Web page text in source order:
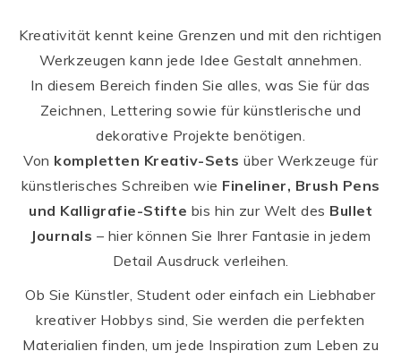
Kreativität kennt keine Grenzen und mit den richtigen
Werkzeugen kann jede Idee Gestalt annehmen.
In diesem Bereich finden Sie alles, was Sie für das
Zeichnen, Lettering sowie für künstlerische und
dekorative Projekte benötigen.
Von kompletten Kreativ-Sets über Werkzeuge für
künstlerisches Schreiben wie Fineliner, Brush Pens
und Kalligrafie-Stifte bis hin zur Welt des Bullet
Journals – hier können Sie Ihrer Fantasie in jedem
Detail Ausdruck verleihen.
Ob Sie Künstler, Student oder einfach ein Liebhaber
kreativer Hobbys sind, Sie werden die perfekten
Materialien finden, um jede Inspiration zum Leben zu